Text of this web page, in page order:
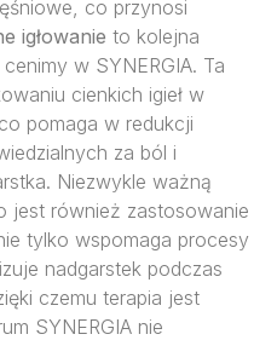
co przynosi
igłowanie to kolejna
w SYNERGIA. Ta
cienkich igieł w
pomaga w redukcji
za ból i
Niezwykle ważną
jest również zastosowanie
tylko wspomaga procesy
nadgarstek podczas
czemu terapia jest
SYNERGIA nie